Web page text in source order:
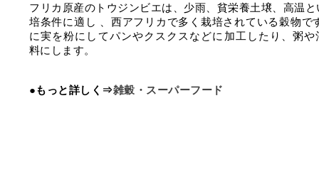
フリカ原産のトウジンビエは、少雨、貧栄養土壌、高温
培条件に適し 、西アフリカで多く栽培されている穀物で
に実を粉にしてパンやクスクスなどに加工したり、粥や
料にします。
●もっと詳しく⇒雑穀・スーパーフード